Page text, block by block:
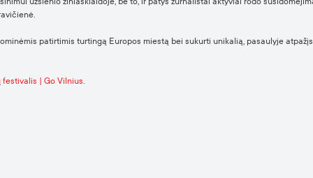
patirtimis turtingą Europos miestą bei sukurti unikalią, pasaulyje
| Go Vilnius.